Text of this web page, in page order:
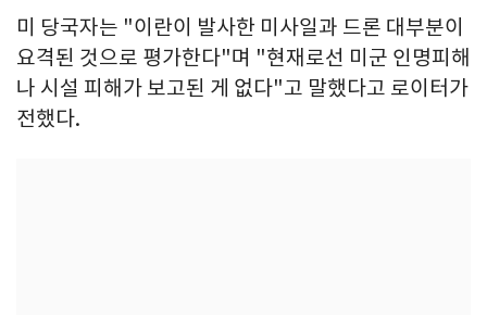
미 당국자는 "이란이 발사한 미사일과 드론 대부분이
요격된 것으로 평가한다"며 "현재로선 미군 인명피해
나 시설 피해가 보고된 게 없다"고 말했다고 로이터가
전했다.